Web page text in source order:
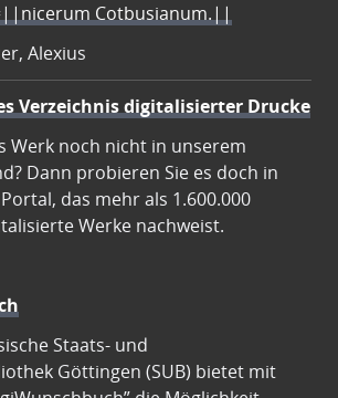
Cotbusianum.||
Alexius
Verzeichnis digitalisierter Drucke
Werk noch nicht in unserem
Dann probieren Sie es doch in
das mehr als 1.600.000
Werke nachweist.
Staats- und
Göttingen (SUB) bietet mit